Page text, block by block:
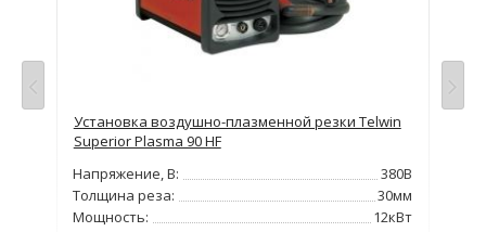
Установка воздушно-плазменной резки Telwin
Superior Plasma 90 HF
Напряжение, В:
380В
Толщина реза:
30мм
Мощность:
12кВт